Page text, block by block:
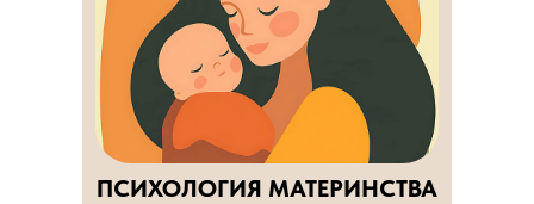
ПСИХОЛОГИЯ МАТЕРИНСТВА